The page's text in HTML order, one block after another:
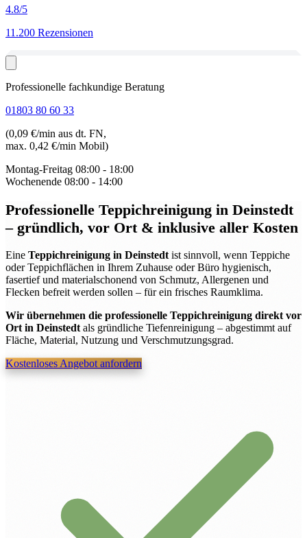
4.8/5
11.200 Rezensionen
Professionelle fachkundige Beratung
01803 80 60 33
(0,09 €/min aus dt. FN,
max. 0,42 €/min Mobil)
Montag-Freitag 08:00 - 18:00
Wochenende 08:00 - 14:00
Professionelle Teppichreinigung in Deinstedt
– gründlich, vor Ort & inklusive aller Kosten
Eine Teppichreinigung in Deinstedt ist sinnvoll, wenn Teppiche
oder Teppichflächen in Ihrem Zuhause oder Büro hygienisch,
fasertief und materialschonend von Schmutz, Allergenen und
Flecken befreit werden sollen – für ein frisches Raumklima.
Wir übernehmen die professionelle Teppichreinigung direkt vor
Ort in Deinstedt als gründliche Tiefenreinigung – abgestimmt auf
Fläche, Material, Nutzung und Verschmutzungsgrad.
Kostenloses Angebot anfordern